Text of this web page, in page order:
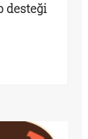
desteği